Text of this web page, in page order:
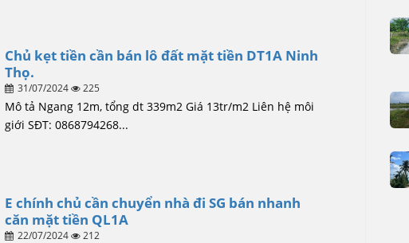
Chủ kẹt tiền cần bán lô đất mặt tiền DT1A Ninh
Thọ.
31/07/2024 225
Mô tả Ngang 12m, tổng dt 339m2 Giá 13tr/m2 Liên hệ môi
giới SĐT: 0868794268...
E chính chủ cần chuyển nhà đi SG bán nhanh
căn mặt tiền QL1A
22/07/2024 212